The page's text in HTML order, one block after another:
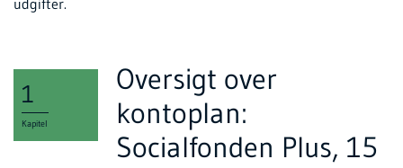
Kapitel
1
Oversigt over
kontoplan:
Socialfonden Plus, 15